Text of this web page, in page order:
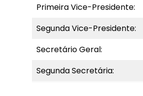
Primeira Vice-Presidente:
Segunda Vice-Presidente:
Secretário Geral:
Segunda Secretária: